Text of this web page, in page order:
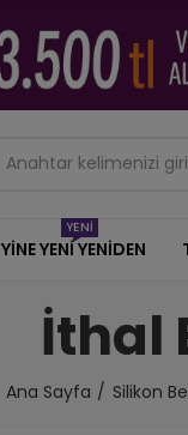
YİNE YENİ YENİDEN
YENİ
İthal
Ana Sayfa Silikon